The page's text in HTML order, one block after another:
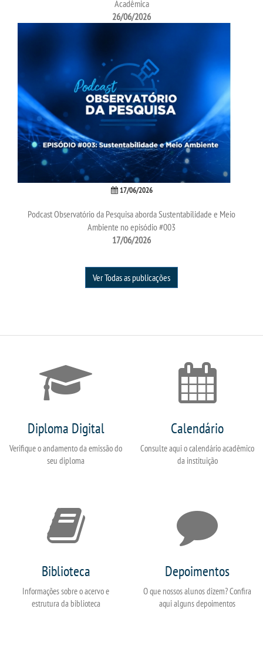
Acadêmica
26/06/2026
17/06/2026
Podcast Observatório da Pesquisa aborda Sustentabilidade e Meio
Ambiente no episódio #003
17/06/2026
Ver Todas as publicações
Diploma Digital
Verifique o andamento da emissão do
seu diploma
Calendário
Consulte aqui o calendário acadêmico
da instituição
Biblioteca
Informações sobre o acervo e
estrutura da biblioteca
Depoimentos
O que nossos alunos dizem? Confira
aqui alguns depoimentos